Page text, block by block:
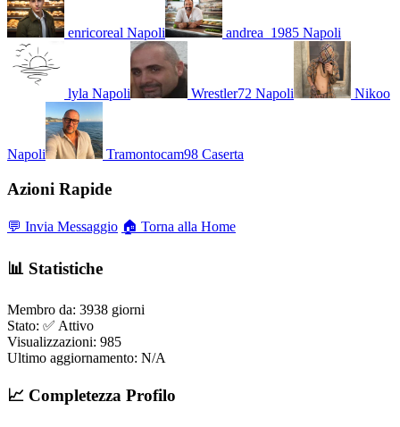
enricoreal Napoli andrea_1985 Napoli
lyla Napoli Wrestler72 Napoli Nikoo
Napoli Tramontocam98 Caserta
Azioni Rapide
💬 Invia Messaggio 🏠 Torna alla Home
📊 Statistiche
Membro da: 3938 giorni
Stato: ✅ Attivo
Visualizzazioni: 985
Ultimo aggiornamento: N/A
📈 Completezza Profilo